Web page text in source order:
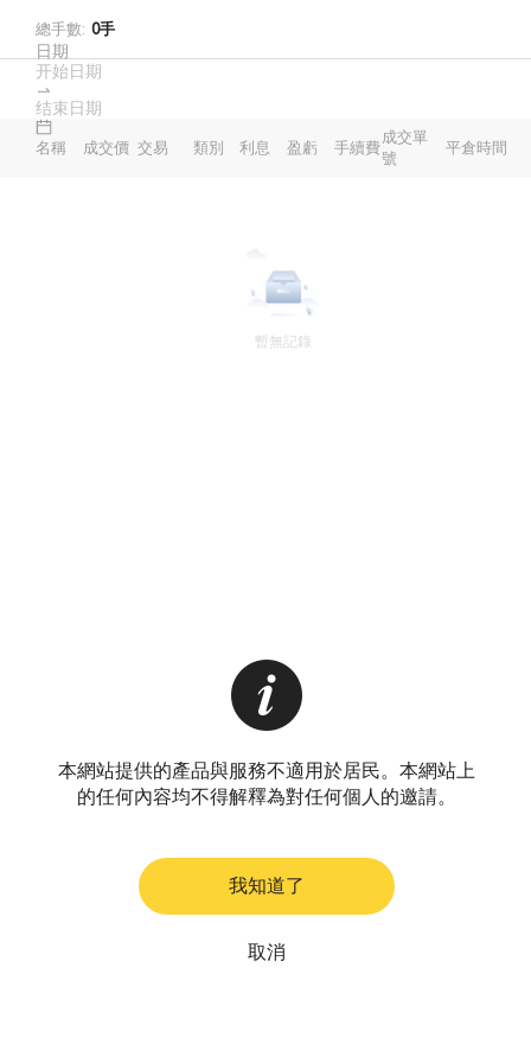
總手數: 0手
日期
名稱 成交價 交易 類別 利息 盈虧 手續費
成交單
號
平倉時間
暫無記錄
本網站提供的產品與服務不適用於居民。本網站上
的任何內容均不得解釋為對任何個人的邀請。
我知道了
取消